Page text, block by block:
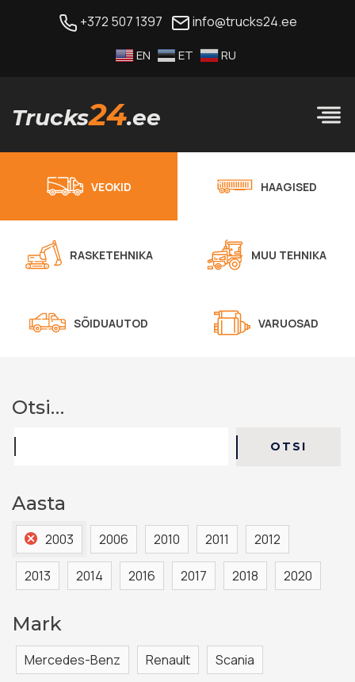
+372 507 1397 info@trucks24.ee
EN ET RU
Trucks24.ee
VEOKID HAAGISED
RASKETEHNIKA MUU TEHNIKA
SÕIDUAUTOD VARUOSAD
Otsi…
OTSI
Aasta
2003 2006 2010 2011 2012
2013 2014 2016 2017 2018 2020
Mark
Mercedes-Benz Renault Scania